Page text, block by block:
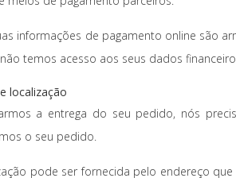
informações de pagamento online são
temos acesso aos seus dados
localização
a entrega do seu pedido, nós
o seu pedido.
pode ser fornecida pelo endereço